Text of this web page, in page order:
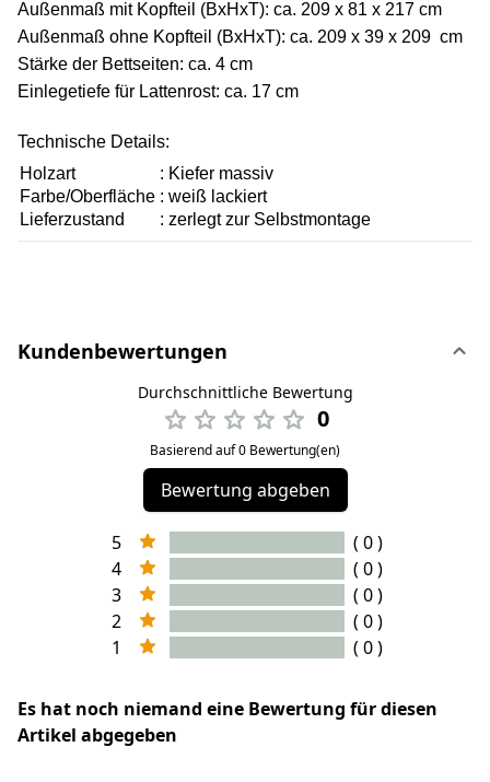
Außenmaß mit Kopfteil (BxHxT): ca. 209 x 81 x 217 cm
Außenmaß ohne Kopfteil (BxHxT): ca. 209 x 39 x 209 cm
Stärke der Bettseiten: ca. 4 cm
Einlegetiefe für Lattenrost: ca. 17 cm
Technische Details:
Holzart
: Kiefer massiv
Farbe/Oberfläche : weiß lackiert
Lieferzustand
: zerlegt zur Selbstmontage
Kundenbewertungen
Durchschnittliche Bewertung
0
Basierend auf 0 Bewertung(en)
Bewertung abgeben
5
( 0 )
4
( 0 )
3
( 0 )
2
( 0 )
1
( 0 )
Es hat noch niemand eine Bewertung für diesen
Artikel abgegeben